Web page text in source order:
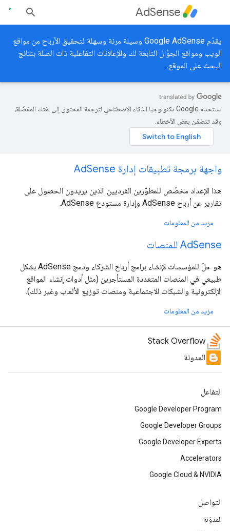
AdSense
يقدّم Google AdSense وسيلة مرنة وسهلة لتحقيق الأرباح من مواقع
الويب ومواقع الجوّال التابعة لك والإعلانات التفاعلية ذات الصلة بنتائج
البحث على الموقع.
تستخدم Google تكنولوجيا الذكاء الاصطناعي لترجمة المحتوى إلى لغتك المفضّلة،
وقد تتضمّن بعض الأخطاء.
واجهة برمجة تطبيقات إدارة AdSense
هذا الإعداد مخصّص للمطوّرين الفرديين الذين يريدون الحصول على
تقارير عن أرباح AdSense وإدارة مستودع AdSense.
مزيد من المعلومات
AdSense للمنصات
هو حلّ للمؤسسات لإنشاء برامج أرباح الشركاء ودمج AdSense بشكل
طبيعي في المنصات المتعددة المستأجرين (مثل أدوات إنشاء المواقع
الإلكترونية والشبكات الاجتماعية ومنصات توزيع الألعاب وغير ذلك).
مزيد من المعلومات
Stack Overflow
المدونة
التفاعل
Google Developer Program
Google Developer Groups
Google Developer Experts
Accelerators
Google Cloud & NVIDIA
التواصل
المدوّنة